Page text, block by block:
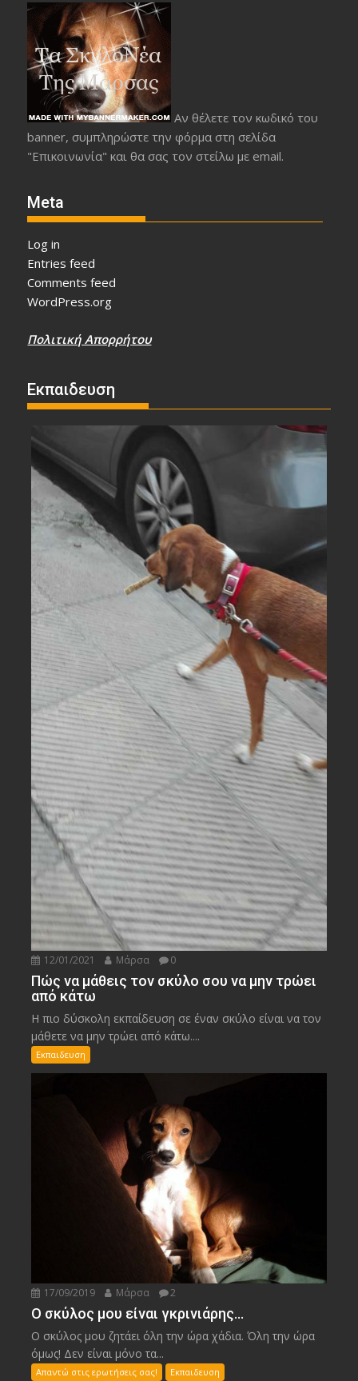
Αν θέλετε τον κωδικό του
banner, συμπληρώστε την φόρμα στη σελίδα
"Επικοινωνία" και θα σας τον στείλω με email.
Meta
Log in
Entries feed
Comments feed
WordPress.org
Πολιτική Απορρήτου
Εκπαιδευση
12/01/2021 Μάρσα 0
Πώς να μάθεις τον σκύλο σου να μην τρώει
από κάτω
Η πιο δύσκολη εκπαίδευση σε έναν σκύλο είναι να τον
μάθετε να μην τρώει από κάτω....
Εκπαιδευση
17/09/2019 Μάρσα 2
Ο σκύλος μου είναι γκρινιάρης…
Ο σκύλος μου ζητάει όλη την ώρα χάδια. Όλη την ώρα
όμως! Δεν είναι μόνο τα...
Απαντώ στις ερωτήσεις σας! Εκπαιδευση